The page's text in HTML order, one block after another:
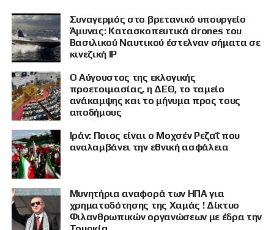
Συναγερμός στο βρετανικό υπουργείο
Άμυνας: Κατασκοπευτικά drones του
Βασιλικού Ναυτικού έστελναν σήματα σε
κινεζική IP
Ο Αύγουστος της εκλογικής
προετοιμασίας, η ΔΕΘ, το ταμείο
ανάκαμψης και το μήνυμα προς τους
αποδήμους
Ιράν: Ποιος είναι ο Μοχσέν Ρεζαΐ που
αναλαμβάνει την εθνική ασφάλεια
Μυνητήρια αναφορά των ΗΠΑ για
χρηματοδότησης της Χαμάς ! Δίκτυο
Φιλανθρωπικών οργανώσεων με έδρα την